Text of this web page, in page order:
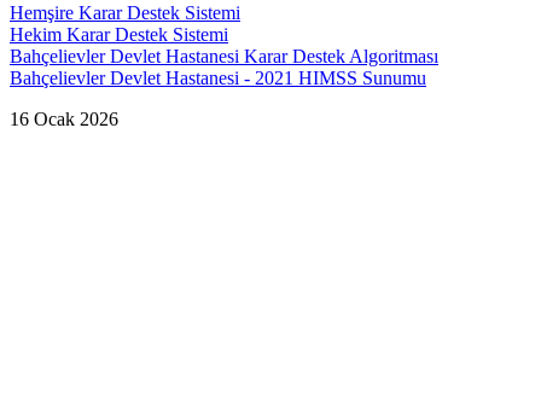
Hemşire Karar Destek Sistemi
Hekim Karar Destek Sistemi
Bahçelievler Devlet Hastanesi Karar Destek Algoritması
Bahçelievler Devlet Hastanesi - 2021 HIMSS Sunumu
16 Ocak 2026